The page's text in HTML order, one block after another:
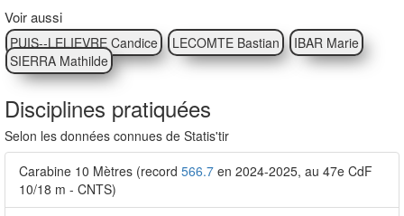
Voir aussi
PUIS--LELIEVRE Candice LECOMTE Bastian
IBAR Marie
SIERRA Mathilde
Disciplines pratiquées
Selon les données connues de Statis'tir
Carabine 10 Mètres (record 566.7 en 2024-2025, au 47e CdF
10/18 m - CNTS)